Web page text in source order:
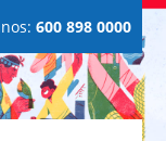
600 898 0000